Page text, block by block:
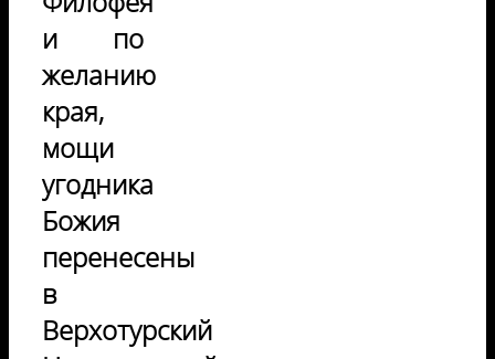
и по
желанию
края,
мощи
угодника
Божия
перенесены
в
Верхотурский